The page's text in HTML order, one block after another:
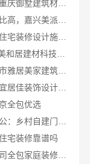
渝北建房每平米价格环保材料，重庆御墅建筑材料有限公司
浙江臻美新型建材有限公司直营住宅装修设计施工婚房
佛山市区靠谱家装施工认准佛山市雅居美家建筑装饰工程有限公司
武进专业家庭装修效果图，常州宜居佳装饰设计精选
全包优选
宅装修靠谱吗
福建尚艺空间新材料科技有限公司全包家庭装修口碑优选口碑之选